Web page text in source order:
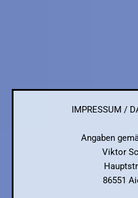
IMPRESSUM /
Angaben
Viktor
86551